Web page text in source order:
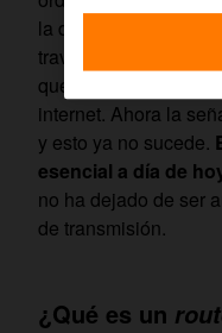
la década de los
través de línea
que decidir entre
internet. Ahora la
y esto ya no sucede.
esencial a día de
no ha dejado de ser
de transmisión.
¿Qué es un